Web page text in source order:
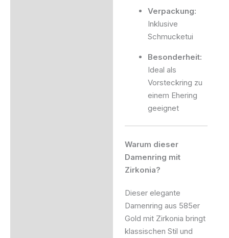
Verpackung:
Inklusive
Schmucketui
Besonderheit:
Ideal als
Vorsteckring zu
einem Ehering
geeignet
Warum dieser
Damenring mit
Zirkonia?
Dieser elegante
Damenring aus 585er
Gold mit Zirkonia bringt
klassischen Stil und